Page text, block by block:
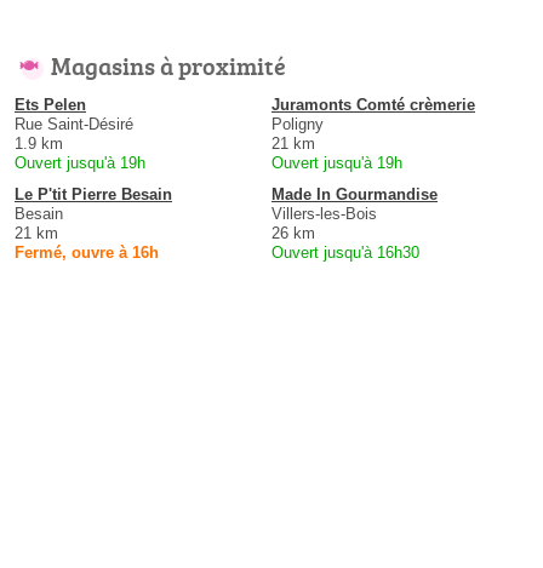
Magasins à proximité
Ets Pelen
Rue Saint-Désiré
1.9 km
Ouvert jusqu'à 19h
Juramonts Comté crèmerie
Poligny
21 km
Ouvert jusqu'à 19h
Le P'tit Pierre Besain
Besain
21 km
Fermé, ouvre à 16h
Made In Gourmandise
Villers-les-Bois
26 km
Ouvert jusqu'à 16h30